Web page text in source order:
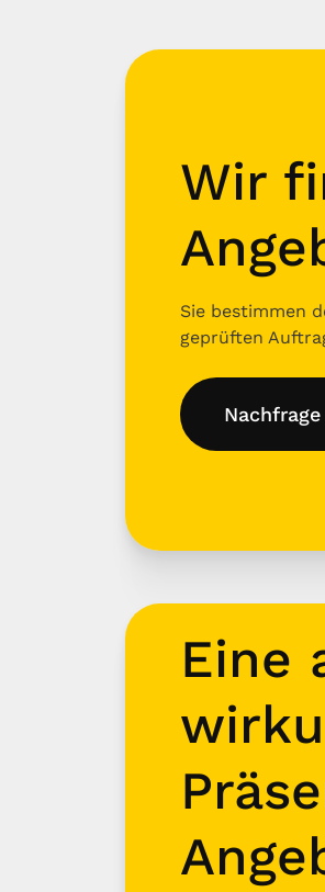
Wir
Sie bestimmen
geprüften
Eine